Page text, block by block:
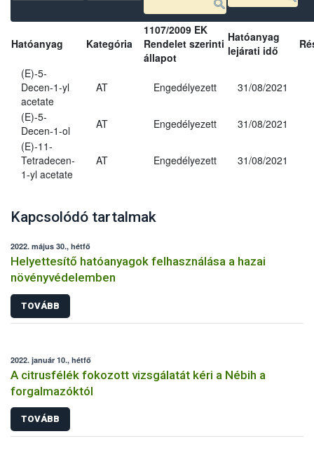
Hatóanyag Kategória
1107/2009 EK
Rendelet szerinti
állapot
Hatóanyag
lejárati idő
(E)-5-
Decen-1-yl
acetate
AT Engedélyezett 31/08/2021
(E)-5-
Decen-1-ol
AT Engedélyezett
31/08/2021
(E)-11-
Tetradecen-
1-yl acetate
AT Engedélyezett 31/08/2021
Kapcsolódó tartalmak
2022. május 30., hétfő
Helyettesítő hatóanyagok felhasználása a hazai
növényvédelemben
TOVÁBB
2022. január 10., hétfő
A citrusfélék fokozott vizsgálatát kéri a Nébih a
forgalmazóktól
TOVÁBB